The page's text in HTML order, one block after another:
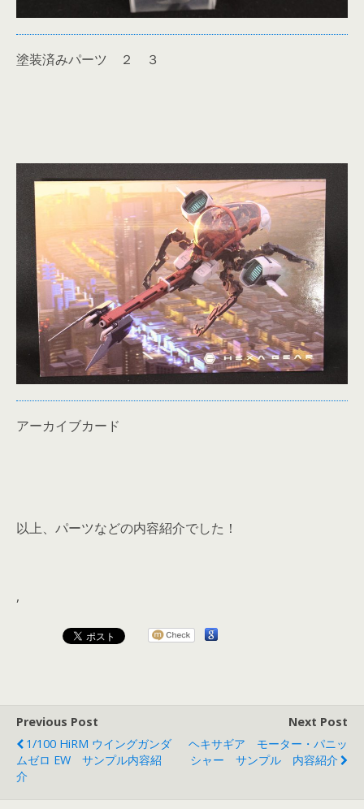
塗装済みパーツ ２ ３
アーカイブカード
以上、パーツなどの内容紹介でした！
,
Previous Post
1/100 HiRM ウイングガンダ
ムゼロ EW サンプル内容紹
介
Next Post
ヘキサギア モーター・パニッ
シャー サンプル 内容紹介